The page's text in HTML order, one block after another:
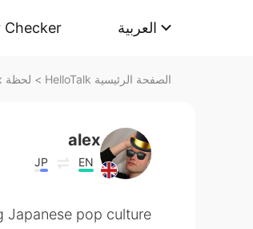
Checker العربية
الصفحة الرئيسية HelloTalk > لحظة alex على HelloTalk
alex
EN
JP
pop culture 😎